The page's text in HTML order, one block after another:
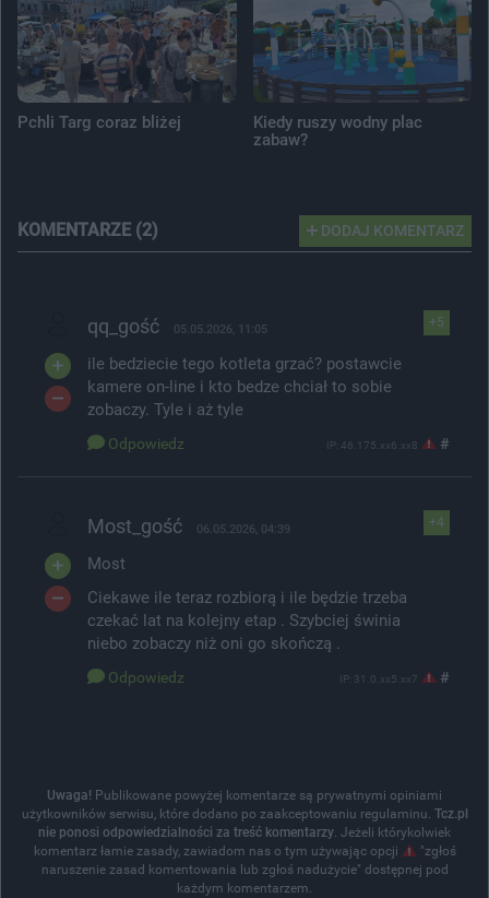
Pchli Targ coraz bliżej
Kiedy ruszy wodny plac
zabaw?
KOMENTARZE (2) DODAJ KOMENTARZ
+5
qq_gość 05.05.2026, 11:05
ile bedziecie tego kotleta grzać? postawcie
kamere on-line i kto bedze chciał to sobie
zobaczy. Tyle i aż tyle
Odpowiedz IP: 46.175.xx6.xx8 #
+4
Most_gość 06.05.2026, 04:39
Most
Ciekawe ile teraz rozbiorą i ile będzie trzeba
czekać lat na kolejny etap . Szybciej świnia
niebo zobaczy niż oni go skończą .
Odpowiedz IP: 31.0.xx5.xx7 #
Uwaga! Publikowane powyżej komentarze są prywatnymi opiniami
użytkowników serwisu, które dodano po zaakceptowaniu regulaminu. Tcz.pl
nie ponosi odpowiedzialności za treść komentarzy . Jeżeli którykolwiek
komentarz łamie zasady, zawiadom nas o tym używając opcji
"zgłoś
naruszenie zasad komentowania lub zgłoś nadużycie" dostępnej pod
każdym komentarzem.